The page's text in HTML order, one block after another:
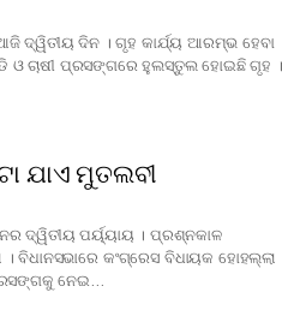
ଦ୍ୱିତୀୟ ଦିନ । ଗୃହ କାର୍ଯ୍ୟ ଆରମ୍ଭ ହେବା
ଓ ଚାଷୀ ପ୍ରସଙ୍ଗରେ ହୁଲସ୍ତୁଲ ହୋଇଛି ଗୃହ ।
ଯାଏ ମୁତଲବୀ
ଦ୍ୱିତୀୟ ପର୍ୟ୍ୟାୟ । ପ୍ରଶ୍ନକାଳ
କଂଗ୍ରେସ ବିଧାୟକ ହୋହଲ୍ଲା
ନେଇ…